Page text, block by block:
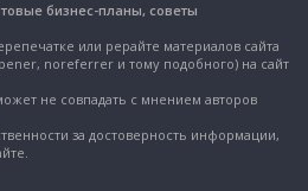
бизнес-планы, советы
или рерайте материалов сайта
noreferrer и тому подобного) на сайт
не совпадать с мнением авторов
за достоверность информации,